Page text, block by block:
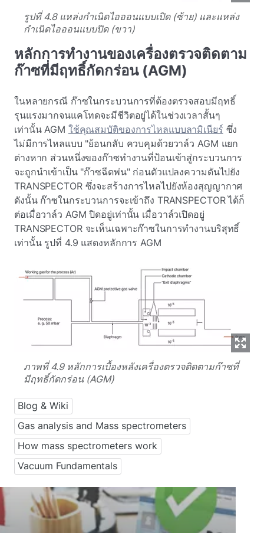
รูปที่ 4.8 แหล่งกําเนิดไอออนแบบเปิด (ซ้าย) และแหล่ง
กําเนิดไอออนแบบปิด (ขวา)
หลักการทํางานของเครื่องตรวจติดตาม
ก๊าซที่มีฤทธิ์กัดกร่อน (AGM)
ในหลายกรณี ก๊าซในกระบวนการที่ต้องตรวจสอบมีฤทธิ์
รุนแรงมากจนแคโทดจะมีชีวิตอยู่ได้ในช่วงเวลาสั้นๆ
เท่านั้น AGM ใช้คุณสมบัติของการไหลแบบลามิเนียร์ ซึ่ง
ไม่มีการไหลแบบ "ย้อนกลับ ควบคุมด้วยวาล์ว AGM แยก
ต่างหาก ส่วนหนึ่งของก๊าซทํางานที่ป้อนเข้าสู่กระบวนการ
จะถูกนําเข้าเป็น "ก๊าซฉีดพ่น" ก่อนตัวแปลงความดันไปยัง
TRANSPECTOR ซึ่งจะสร้างการไหลไปยังห้องสุญญากาศ
ดังนั้น ก๊าซในกระบวนการจะเข้าถึง TRANSPECTOR ได้ก็
ต่อเมื่อวาล์ว AGM ปิดอยู่เท่านั้น เมื่อวาล์วเปิดอยู่
TRANSPECTOR จะเห็นเฉพาะก๊าซในการทํางานบริสุทธิ์
เท่านั้น รูปที่ 4.9 แสดงหลักการ AGM
ภาพที่ 4.9 หลักการเบื้องหลังเครื่องตรวจติดตามก๊าซที่
มีฤทธิ์กัดกร่อน (AGM)
Blog & Wiki
Gas analysis and Mass spectrometers
How mass spectrometers work
Vacuum Fundamentals